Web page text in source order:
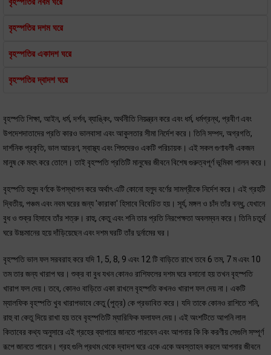
বৃহস্পতির দশম ঘরে
বৃহস্পতির একাদশ ঘরে
বৃহস্পতির দ্বাদশ ঘরে
বৃহস্পতি শিক্ষা, আইন, ধর্ম, দর্শন, ব্যাঙ্কিং, অর্থনীতি নিয়ন্ত্রন করে এবং ধর্ম, ধর্মগ্রন্থ, প্রবীণ এবং
উপদেশদাতাদের প্রতি কারও ভালবাসা এবং আকুলতার সীমা নির্দেশ করে। তিনি সম্পদ, অগ্রগতি,
দার্শনিক প্রকৃতি, ভাল আচরণ, স্বাস্থ্য এবং শিশুদেরও একটি পরিচায়ক। এই সকল গুণাবলী একজন
মানুষ কে মহৎ করে তোলে। তাই বৃহস্পতি প্রতিটি মানুষের জীবনে বিশেষ গুরুত্বপূর্ণ ভূমিকা পালন করে।
বৃহস্পতি হলুদ বর্ণকে উপস্থাপন করে অর্থাৎ এটি কোনো হলুদ বর্ণের সামগ্রীকে নির্দেশ করে। এই গ্রহটি
দ্বিতীয়, পঞ্চম এবং নবম ঘরের জন্য 'কারাকা' হিসাবে বিবেচিত হয়। সূর্য, মঙ্গল ও চাঁদ তাঁর বন্ধু, যেখানে
বুধ ও শুক্র হিসাবে তাঁর শত্রু। রাহু, কেতু এবং শনি তার প্রতি নিরপেক্ষতা অবলম্বন করে। তিনি চতুর্থ
ঘরে উচ্চমানের হয়ে দাঁড়িয়েছেন এবং দশম ঘরটি তাঁর দুর্নামের ঘর।
বৃহস্পতি ভাল ফল সরবরাহ করে যদি 1, 5, 8, 9 এবং 12 টি বাড়িতে রাখে তবে 6 তম, 7 ম এবং 10
তম তার জন্য খারাপ ঘর। শুক্র বা বুধ যখন কোনও রাশিফলের দশম ঘরে বসানো হয় তখন বৃহস্পতি
খারাপ ফল দেয়। তবে, কোনও বাড়িতে একা রাখলে বৃহস্পতি কখনও খারাপ ফল দেয় না। একটি
ম্যালফিক বৃহস্পতি খুব খারাপভাবে কেতু (পুত্র) কে প্রভাবিত করে। যদি তাকে কোনও রাশিতে শনি,
রাহু বা কেতু দিয়ে রাখা হয় তবে বৃহস্পতিটি ম্যারিফিক ফলাফল দেয়। এই অংশটিতে আপনি লাল
কিতাবের কথ্য অনুসারে এই গ্রহের ব্যাপারে জানতে পারবেন এবং আপনার কি কি করণীয় সেগুলি সম্পূর্ণ
রূপে জানতে পারেন। গ্রহ গুলি প্রথম থেকে দ্বাদশ ঘরে একে একে অবস্তাহন করলে আপনার জীবনে